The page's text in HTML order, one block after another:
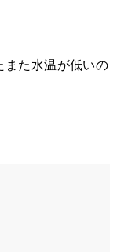
また水温が低いの